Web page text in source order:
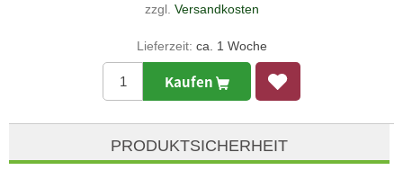
zzgl. Versandkosten
Lieferzeit: ca. 1 Woche
Kaufen
PRODUKTSICHERHEIT